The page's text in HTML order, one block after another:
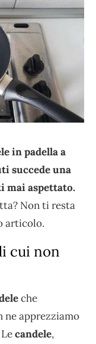
in padella a
succede una
mai aspettato.
Non ti resta
articolo.
cui non
che
ne apprezziamo
candele,